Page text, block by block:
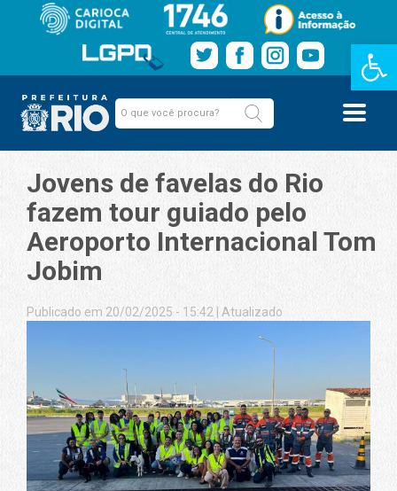
Barra de
Jovens de favelas do Rio
fazem tour guiado pelo
Aeroporto Internacional Tom
Jobim
Publicado em 20/02/2025 - 15:42 Atualizado